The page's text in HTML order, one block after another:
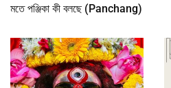
মতে পঞ্জিকা কী বলছে (Panchang)